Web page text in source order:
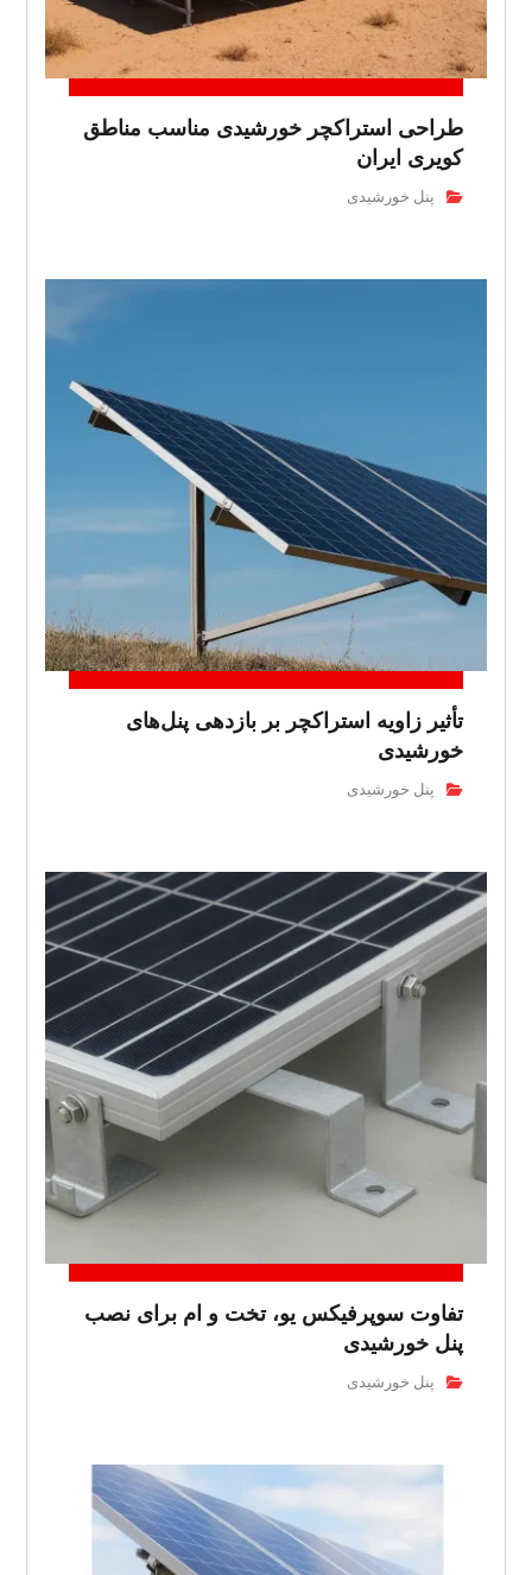
طراحی استراکچر خورشیدی مناسب مناطق
کویری ایران
پنل خورشیدی
تأثیر زاویه استراکچر بر بازدهی پنل‌های
خورشیدی
پنل خورشیدی
تفاوت سوپرفیکس یو، تخت و ام برای نصب
پنل خورشیدی
پنل خورشیدی